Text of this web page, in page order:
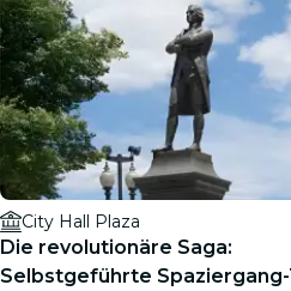
City Hall Plaza
Die revolutionäre Saga:
Selbstgeführte